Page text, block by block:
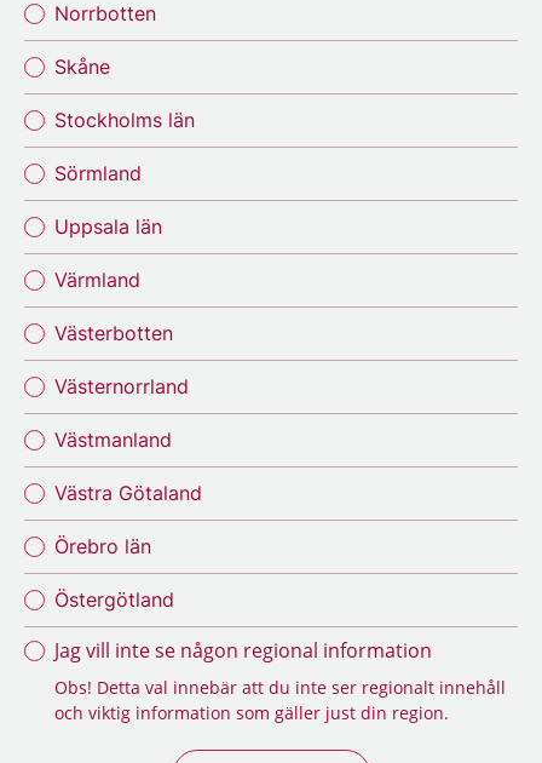
Norrbotten
Skåne
Stockholms län
Sörmland
Uppsala län
Värmland
Västerbotten
Västernorrland
Västmanland
Västra Götaland
Örebro län
Östergötland
Jag vill inte se någon regional information
Obs! Detta val innebär att du inte ser regionalt innehåll
och viktig information som gäller just din region.